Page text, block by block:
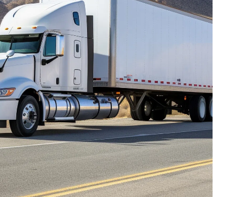
kích cỡ nhưng một số vẫn tuân thủ các tiêu chuẩn do Tổ
chở dầu điển hình được coi là an toàn.
feet, rộng 8,2 feet và sâu 12,14 feet. Độ dày của tàu chở
ISO.
11.600 US gallon (20.800 đến 43.900 L; 4.580 đến 9.660 imp